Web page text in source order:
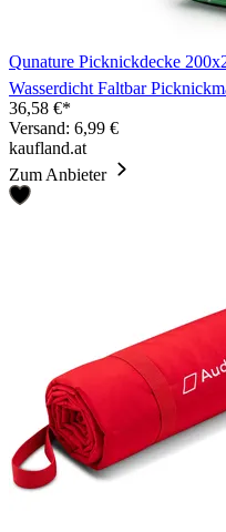
Qunature Picknickdecke
Wasserdicht Faltbar
36,58 €*
Versand: 6,99 €
kaufland.at
Zum Anbieter